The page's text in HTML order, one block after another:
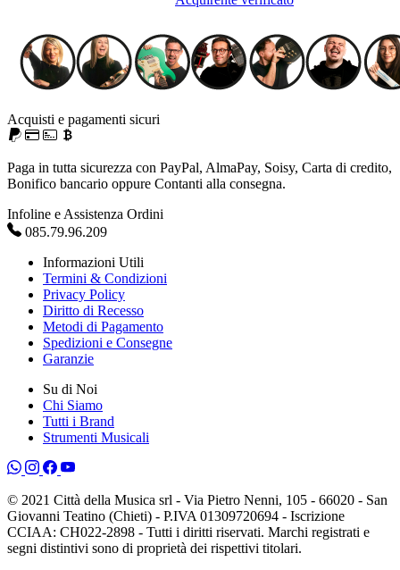
Acquisti e pagamenti sicuri
Paga in tutta sicurezza con PayPal, AlmaPay, Soisy, Carta di credito,
Bonifico bancario oppure Contanti alla consegna.
Infoline e Assistenza Ordini
085.79.96.209
Informazioni Utili
Termini & Condizioni
Privacy Policy
Diritto di Recesso
Metodi di Pagamento
Spedizioni e Consegne
Garanzie
Su di Noi
Chi Siamo
Tutti i Brand
Strumenti Musicali
© 2021 Città della Musica srl - Via Pietro Nenni, 105 - 66020 - San
Giovanni Teatino (Chieti) - P.IVA 01309720694 - Iscrizione
CCIAA: CH022-2898 - Tutti i diritti riservati. Marchi registrati e
segni distintivi sono di proprietà dei rispettivi titolari.